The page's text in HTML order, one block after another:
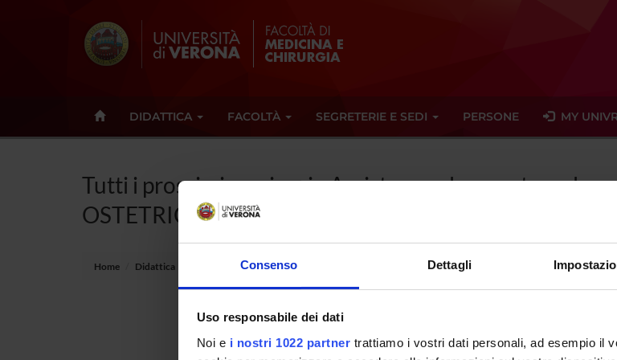
Consenso Dettagli
Uso responsabile dei dati
Noi e i nostri 1022 partner trattiamo i vostri dati personali, ad esempio il
DIDATTICA FACOLTÀ SEGRETERIE E SEDI PERSONE MY
Tutti i prossimi seminari - Assistenza al neonato e al
OSTETRICA ALLA PUERPERA E AL NEONATO -
Home Didattica
Non è stato trovato alcun seminario relativo